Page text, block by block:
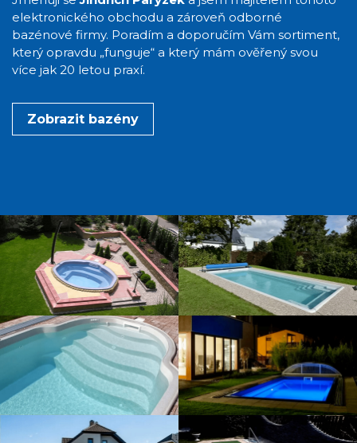
elektronického obchodu a zároveň odborné
bazénové firmy. Poradím a doporučím Vám sortiment,
který opravdu „funguje“ a který mám ověřený svou
více jak 20 letou praxí.
Zobrazit bazény